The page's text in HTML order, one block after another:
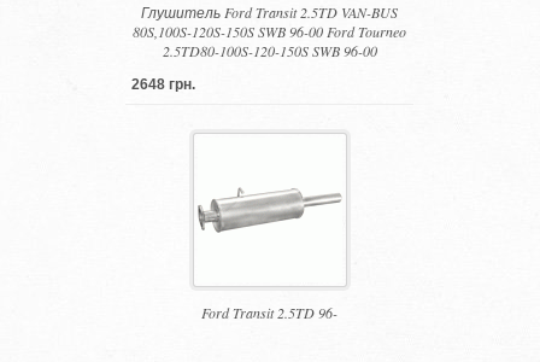
Глушитель Ford Transit 2.5TD VAN-BUS
80S,100S-120S-150S SWB 96-00 Ford Tourneo
2.5TD80-100S-120-150S SWB 96-00
2648 грн.
Ford Transit 2.5TD 96-